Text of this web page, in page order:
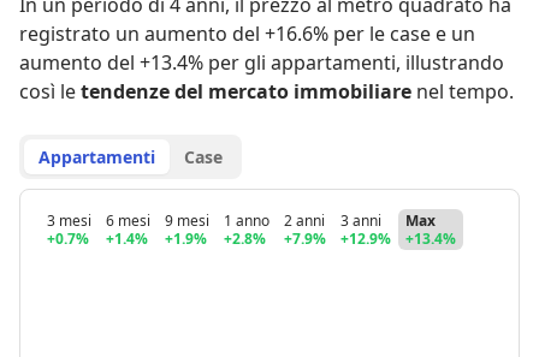
registrato un aumento del +16.6% per le case e un
aumento del +13.4% per gli appartamenti, illustrando
così letendenze del mercato immobiliare nel tempo.
Appartamenti Case
3 mesi
+0.7%
6 mesi
+1.4%
9 mesi
+1.9%
1 anno
+2.8%
2 anni
+7.9%
3 anni
+12.9%
Max
+13.4%